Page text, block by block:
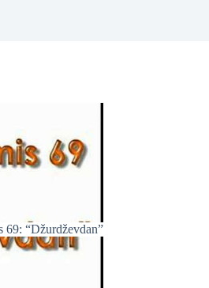
69: “Džurdževdan”